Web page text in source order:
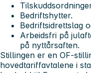
Bedriftshytter.
Bedriftsidrettslag
Arbeidsfri på
på nyttårsaften.
Stillingen er en OF-
hovedtariffavtalene i